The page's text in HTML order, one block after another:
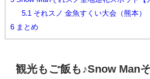
5.1 それスノ 金魚すくい大会（熊本）
6 まとめ
観光もご飯も♪Snow Man